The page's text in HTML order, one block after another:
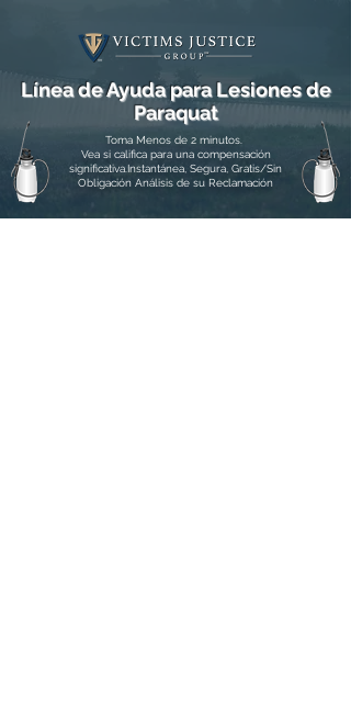
Línea de Ayuda para Lesiones de
Paraquat
Toma Menos de 2 minutos.
Vea si califica para una compensación
significativa.Instantánea, Segura, Gratis/Sin
Obligación Análisis de su Reclamación